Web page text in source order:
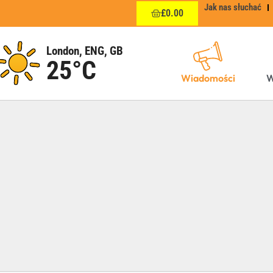
£0.00 Jak nas słuchać
London, ENG, GB
25°C Wiadomości